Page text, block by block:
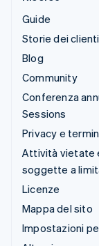
Guide
Storie dei clienti
Blog
Community
Conferenza
Sessions
Privacy e
Attività vietate
soggette a
Licenze
Mappa del sito
Impostazioni